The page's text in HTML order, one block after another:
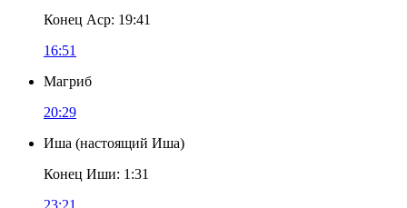
Конец Аср: 19:41
16:51
Магриб
20:29
Иша (настоящий Иша)
Конец Иши: 1:31
23:21